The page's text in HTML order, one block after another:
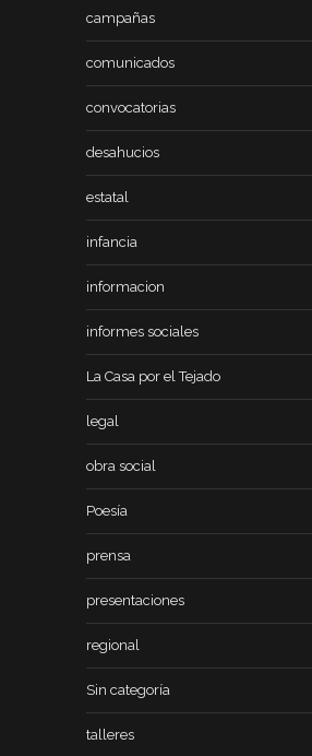
campañas
comunicados
convocatorias
desahucios
estatal
infancia
informacion
informes sociales
La Casa por el Tejado
legal
obra social
Poesía
prensa
presentaciones
regional
Sin categoría
talleres